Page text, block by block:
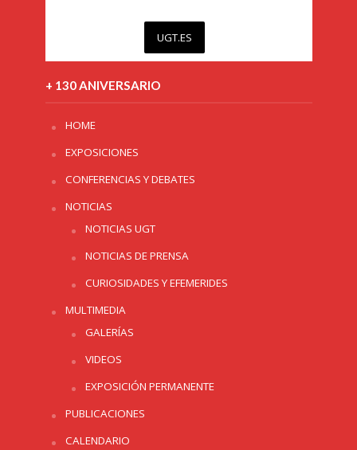
UGT.ES
+ 130 ANIVERSARIO
HOME
EXPOSICIONES
CONFERENCIAS Y DEBATES
NOTICIAS
NOTICIAS UGT
NOTICIAS DE PRENSA
CURIOSIDADES Y EFEMERIDES
MULTIMEDIA
GALERÍAS
VIDEOS
EXPOSICIÓN PERMANENTE
PUBLICACIONES
CALENDARIO